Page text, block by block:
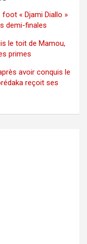
foot « Djami Diallo »
demi-finales
le toit de Mamou,
primes
avoir conquis le
reçoit ses